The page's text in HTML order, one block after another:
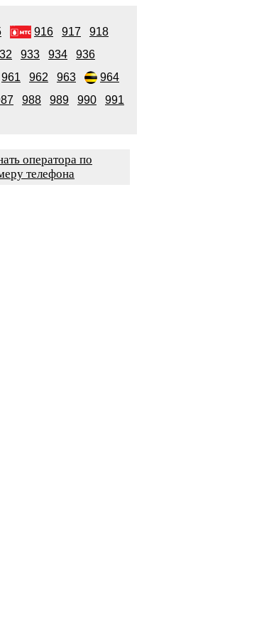
916 917
918
933 934
936
961 962 963
964
988 989 990
991
оператора по
телефона